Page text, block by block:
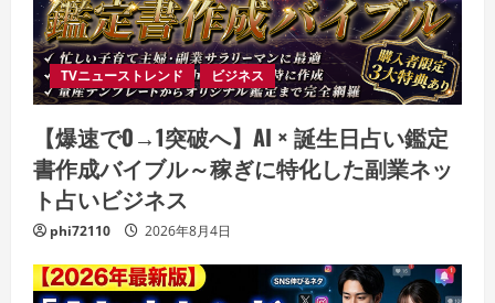
TVニューストレンド ビジネス
【爆速で0→1突破へ】AI × 誕生日占い鑑定
書作成バイブル～稼ぎに特化した副業ネッ
ト占いビジネス
phi72110 2026年8月4日